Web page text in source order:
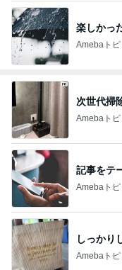
楽しかっ
Amebaトピ
次世代掃
Amebaトピ
記事をテ
Amebaトピ
しっかり
Amebaトピ